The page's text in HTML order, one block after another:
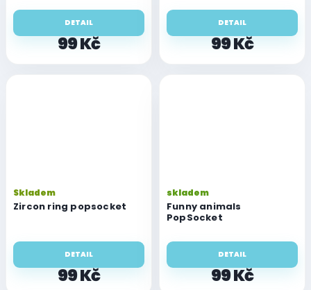
99 Kč
DETAIL
99 Kč
DETAIL
Zircon ring popsocket
Skladem
99 Kč
DETAIL
Funny animals
PopSocket
skladem
99 Kč
DETAIL